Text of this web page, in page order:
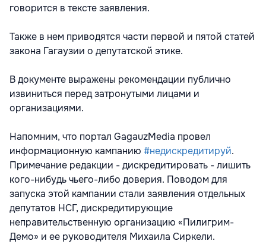
говорится в тексте заявления.
Также в нем приводятся части первой и пятой статей
закона Гагаузии о депутатской этике.
В документе выражены рекомендации публично
извиниться перед затронутыми лицами и
организациями.
Напомним, что портал GagauzMedia провел
информационную кампанию #недискредитируй.
Примечание редакции - дискредитировать - лишить
кого-нибудь чьего-либо доверия. Поводом для
запуска этой кампании стали заявления отдельных
депутатов НСГ, дискредитирующие
неправительственную организацию «Пилигрим-
Демо» и ее руководителя Михаила Сиркели.